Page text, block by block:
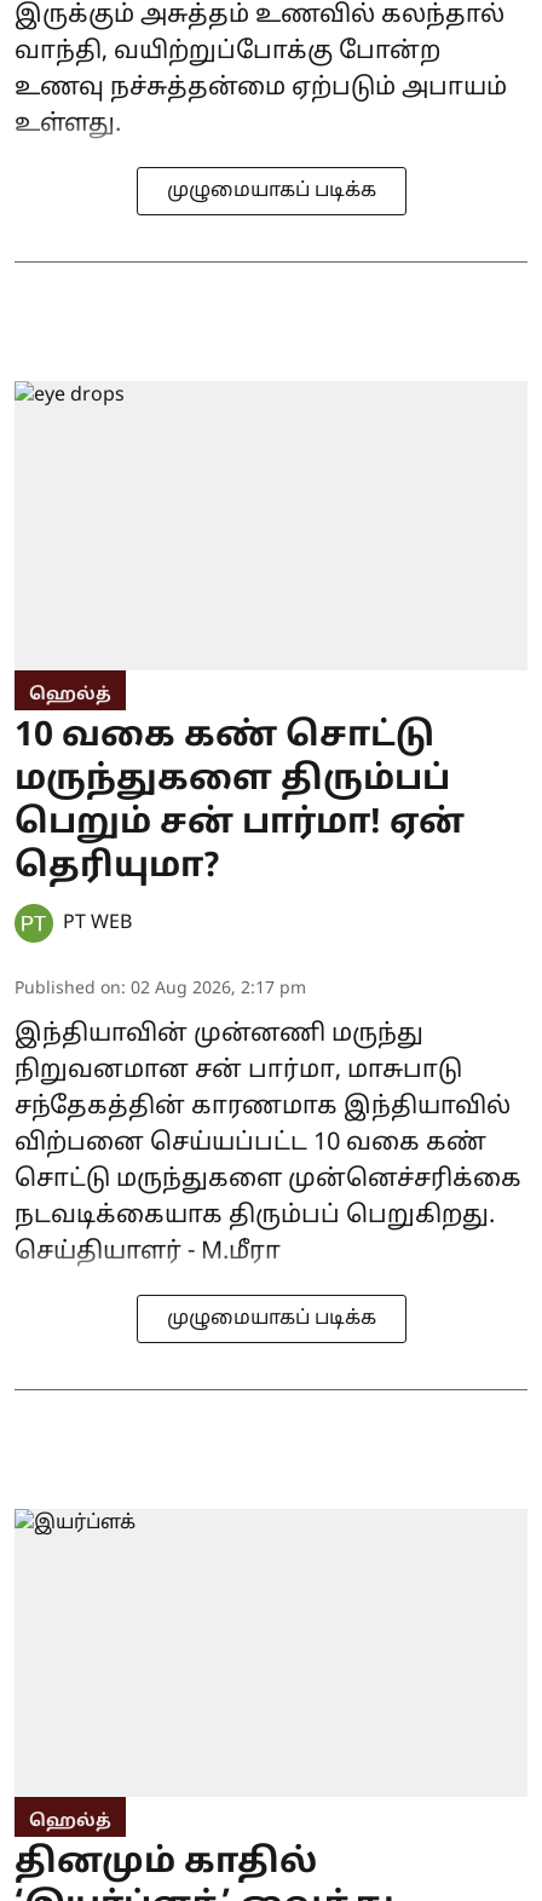
இருக்கும் அசுத்தம் உணவில் கலந்தால்
வாந்தி, வயிற்றுப்போக்கு போன்ற
உணவு நச்சுத்தன்மை ஏற்படும் அபாயம்
உள்ளது.
முழுமையாகப் படிக்க
ஹெல்த்
10 வகை கண் சொட்டு
மருந்துகளை திரும்பப்
பெறும் சன் பார்மா! ஏன்
தெரியுமா?
PT WEB
Published on: 02 Aug 2026, 2:17 pm
இந்தியாவின் முன்னணி மருந்து
நிறுவனமான சன் பார்மா, மாசுபாடு
சந்தேகத்தின் காரணமாக இந்தியாவில்
விற்பனை செய்யப்பட்ட 10 வகை கண்
சொட்டு மருந்துகளை முன்னெச்சரிக்கை
நடவடிக்கையாக திரும்பப் பெறுகிறது.
செய்தியாளர் - M.மீரா
முழுமையாகப் படிக்க
ஹெல்த்
தினமும் காதில்